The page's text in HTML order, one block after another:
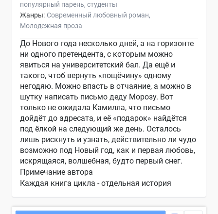
популярный парень студенты
Жанры: Современный любовный роман
Молодежная проза
До Нового года несколько дней, а на горизонте
ни одного претендента, с которым можно
явиться на университетский бал. Да ещё и
такого, чтоб вернуть «пощёчину» одному
негодяю. Можно впасть в отчаяние, а можно в
шутку написать письмо деду Морозу. Вот
только не ожидала Камилла, что письмо
дойдёт до адресата, и её «подарок» найдётся
под ёлкой на следующий же день. Осталось
лишь рискнуть и узнать, действительно ли чудо
возможно под Новый год, как и первая любовь,
искрящаяся, волшебная, будто первый снег.
Примечание автора
Каждая книга цикла - отдельная история